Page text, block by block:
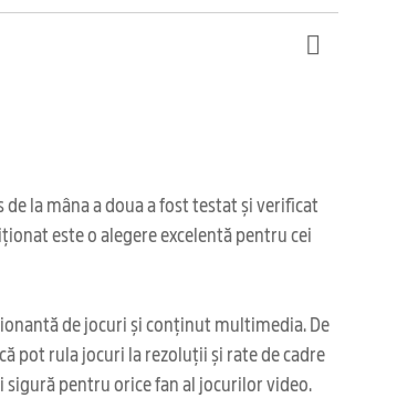
la mâna a doua a fost testat și verificat
este o alegere excelentă pentru cei
de jocuri și conținut multimedia. De
pot rula jocuri la rezoluții și rate de cadre
pentru orice fan al jocurilor video.